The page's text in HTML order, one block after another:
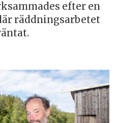
efter en
räddningsarbetet